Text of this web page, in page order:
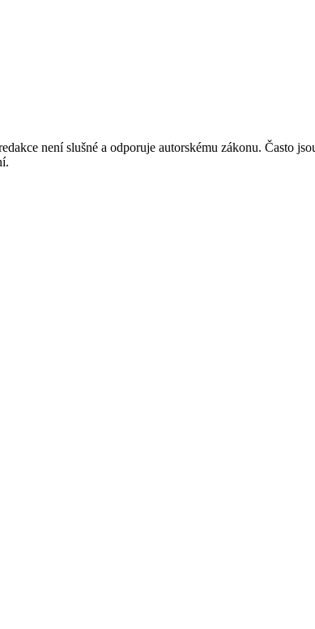
není slušné a odporuje autorskému zákonu. Často